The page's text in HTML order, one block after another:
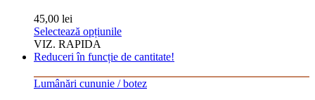
pagina
45,00 lei
Selectează opțiunileAcest
are
multe
VIZ. RAPIDA
Reduceri în funcție de cantitate!
Lumânări cununie / botez